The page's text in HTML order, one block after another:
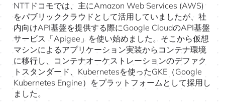
NTTドコモでは、主にAmazon Web Services (AWS)
をパブリッククラウドとして活用していましたが、社
内向けAPI基盤を提供する際にGoogle CloudのAPI基盤
サービス「Apigee」を使い始めました。そこから仮想
マシンによるアプリケーション実装からコンテナ環境
に移行し、コンテナオーケストレーションのデファク
トスタンダード、Kubernetesを使ったGKE（Google
Kubernetes Engine）をプラットフォームとして採用し
ました。